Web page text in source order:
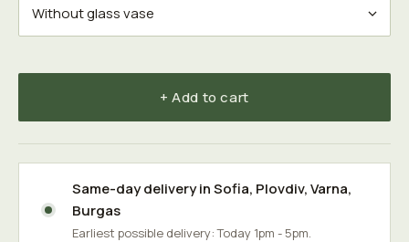
+ Add to cart
Same-day delivery inSofia, Plovdiv,Varna,
Burgas
Earliest possible delivery: Today 1pm - 5pm.